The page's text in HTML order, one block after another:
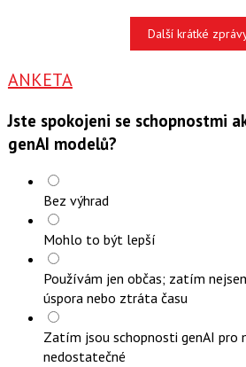
Další krátké
ANKETA
Jste spokojeni se schopnostmi
genAI modelů?
Bez výhrad
Mohlo to být lepší
Používám jen občas; zatím
úspora nebo ztráta času
Zatím jsou schopnosti genAI pro
nedostatečné